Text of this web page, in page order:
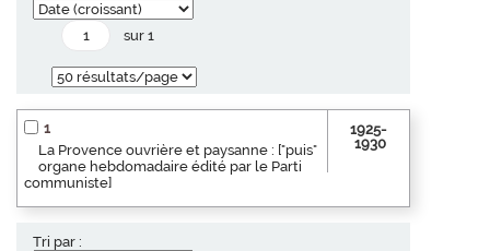
sur 1
1
La Provence ouvrière et paysanne : ["puis"
organe hebdomadaire édité par le Parti
communiste]
1925-
1930
Tri par :